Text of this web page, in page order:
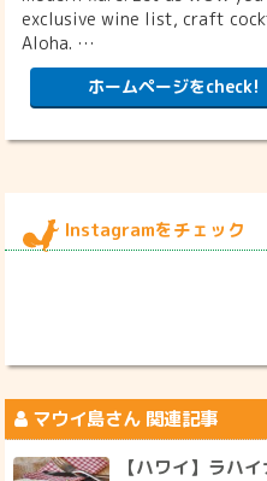
exclusive wine list, craft
Aloha. …
ホームページをcheck!
Instagramをチェック
マウイ島さん 関連記事
【ハワイ】ラハ